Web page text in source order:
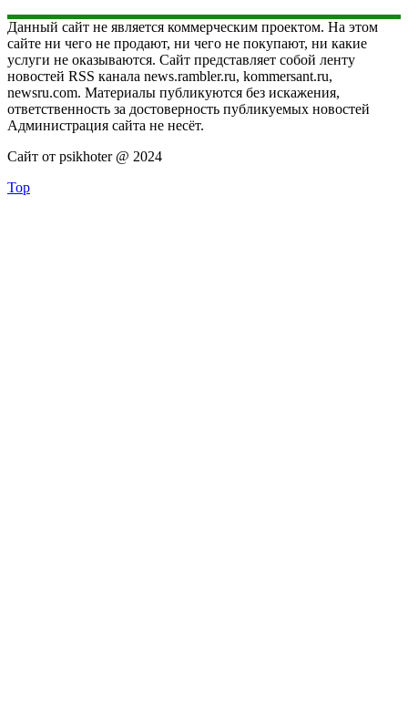
Данный сайт не является коммерческим проектом. На этом
сайте ни чего не продают, ни чего не покупают, ни какие
услуги не оказываются. Сайт представляет собой ленту
новостей RSS канала news.rambler.ru, kommersant.ru,
newsru.com. Материалы публикуются без искажения,
ответственность за достоверность публикуемых новостей
Администрация сайта не несёт.
Сайт от psikhoter @ 2024
Top